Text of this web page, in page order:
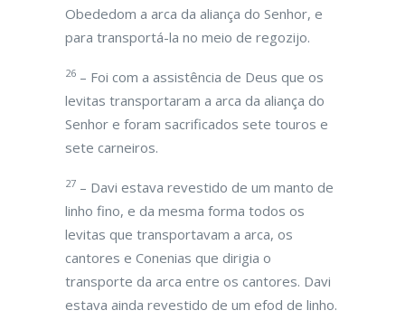
Obededom a arca da aliança do Senhor, e
para transportá-la no meio de regozijo.
26 – Foi com a assistência de Deus que os
levitas transportaram a arca da aliança do
Senhor e foram sacrificados sete touros e
sete carneiros.
27 – Davi estava revestido de um manto de
linho fino, e da mesma forma todos os
levitas que transportavam a arca, os
cantores e Conenias que dirigia o
transporte da arca entre os cantores. Davi
estava ainda revestido de um efod de linho.